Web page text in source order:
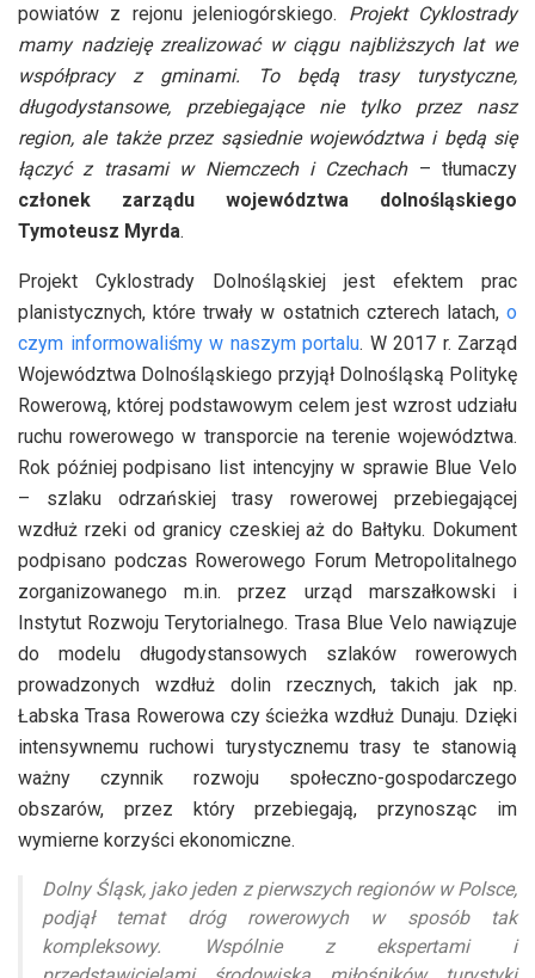
powiatów z rejonu jeleniogórskiego. Projekt Cyklostrady
mamy nadzieję zrealizować w ciągu najbliższych lat we
współpracy z gminami. To będą trasy turystyczne,
długodystansowe, przebiegające nie tylko przez nasz
region, ale także przez sąsiednie województwa i będą się
łączyć z trasami w Niemczech i Czechach– tłumaczy
członek zarządu województwa dolnośląskiego
Tymoteusz Myrda.
Projekt Cyklostrady Dolnośląskiej jest efektem prac
planistycznych, które trwały w ostatnich czterech latach, o
czym informowaliśmy w naszym portalu. W 2017 r. Zarząd
Województwa Dolnośląskiego przyjął Dolnośląską Politykę
Rowerową, której podstawowym celem jest wzrost udziału
ruchu rowerowego w transporcie na terenie województwa.
Rok później podpisano list intencyjny w sprawie Blue Velo
– szlaku odrzańskiej trasy rowerowej przebiegającej
wzdłuż rzeki od granicy czeskiej aż do Bałtyku. Dokument
podpisano podczas Rowerowego Forum Metropolitalnego
zorganizowanego m.in. przez urząd marszałkowski i
Instytut Rozwoju Terytorialnego. Trasa Blue Velo nawiązuje
do modelu długodystansowych szlaków rowerowych
prowadzonych wzdłuż dolin rzecznych, takich jak np.
Łabska Trasa Rowerowa czy ścieżka wzdłuż Dunaju. Dzięki
intensywnemu ruchowi turystycznemu trasy te stanowią
ważny czynnik rozwoju społeczno-gospodarczego
obszarów, przez który przebiegają, przynosząc im
wymierne korzyści ekonomiczne.
Dolny Śląsk, jako jeden z pierwszych regionów w Polsce,
podjął temat dróg rowerowych w sposób tak
kompleksowy. Wspólnie z ekspertami i